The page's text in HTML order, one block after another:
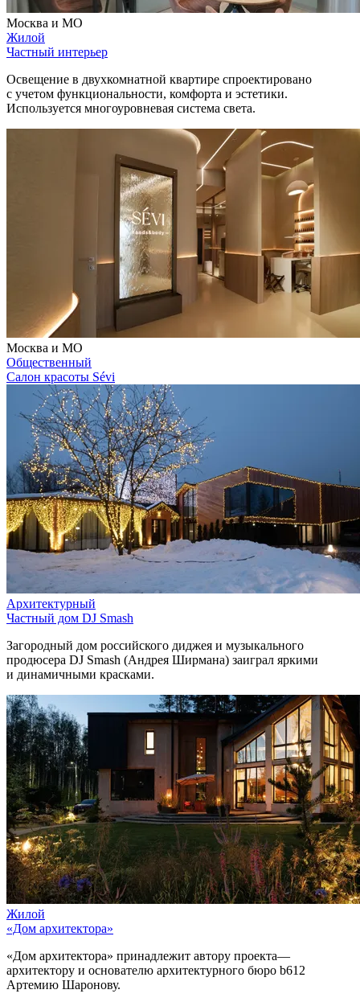
Москва и МО
Жилой
Частный интерьер
Освещение в двухкомнатной квартире спроектировано
с учетом функциональности, комфорта и эстетики.
Используется многоуровневая система света.
Москва и МО
Общественный
Салон красоты Sévi
Архитектурный
Частный дом DJ Smash
Загородный дом российского диджея и музыкального
продюсера DJ Smash (Андрея Ширмана) заиграл яркими
и динамичными красками.
Жилой
«Дом архитектора»
«Дом архитектора» принадлежит автору проекта—
архитектору и основателю архитектурного бюро b612
Артемию Шаронову.